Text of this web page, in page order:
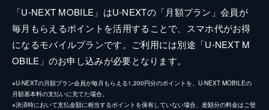
「U-NEXT MOBILE」はU-NEXTの「月額プラン」会員が
毎月もらえるポイントを活用することで、スマホ代がお得
になるモバイルプランです。ご利用には別途「U-NEXT M
OBILE」のお申し込みが必要となります。
※U-NEXTの月額プラン会員が毎月もらえる1,200円分のポイントを、U-NEXT MOBILEの
月額基本料の支払いに充てた場合。
※決済時において支払金額に相当するポイントを保有していない場合、差額分の料金はご登